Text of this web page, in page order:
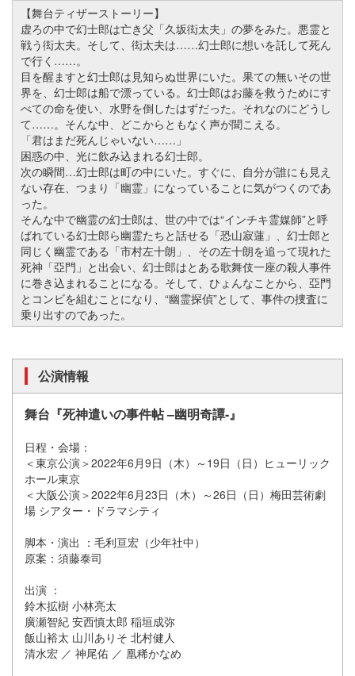
【舞台ティザーストーリー】
虚ろの中で幻士郎は亡き父「久坂衒太夫」の夢をみた。悪霊と
戦う衒太夫。そして、衒太夫は……幻士郎に想いを託して死ん
で行く ……。
目を醒ますと幻士郎は見知らぬ世界にいた。果ての無いその世
界を、幻士郎は船で漂っている。幻士郎はお藤を救うためにす
べての命を使い、水野を倒したはずだった。それなのにどうし
て……。そんな中、どこからともなく声が聞こえる。
「君はまだ死んじゃいない…… 」
困惑の中、光に飲み込まれる幻士郎。
次の瞬間…幻士郎は町の中にいた。すぐに、自分が誰にも見え
ない存在、つまり「幽霊」になっていることに気がつくのであ
った。
そんな中で幽霊の幻士郎は、世の中では“インチキ霊媒師”と呼
ばれている幻士郎ら幽霊たちと話せる「恐山寂蓮」、幻士郎と
同じく幽霊である「市村左十朗」、その左十朗を追って現れた
死神「亞門」と出会い、幻士郎はとある歌舞伎一座の殺人事件
に巻き込まれることになる。そして、ひょんなことから、亞門
とコンビを組むことになり、“幽霊探偵”として、事件の捜査に
乗り出すのであった。
公演情報
舞台『死神遣いの事件帖 –幽明奇譚-』
日程・会場：
＜東京公演＞2022年6月9日（木）～19日（日）ヒューリック
ホール東京
＜大阪公演＞2022年6月23日（木）～26日（日）梅田芸術劇
場 シアター・ドラマシティ
脚本・演出 ：毛利亘宏（少年社中）
原案：須藤泰司
出演 ：
鈴木拡樹 小林亮太
廣瀬智紀 安西慎太郎 稲垣成弥
飯山裕太 山川ありそ 北村健人
清水宏 ／ 神尾佑 ／ 凰稀かなめ